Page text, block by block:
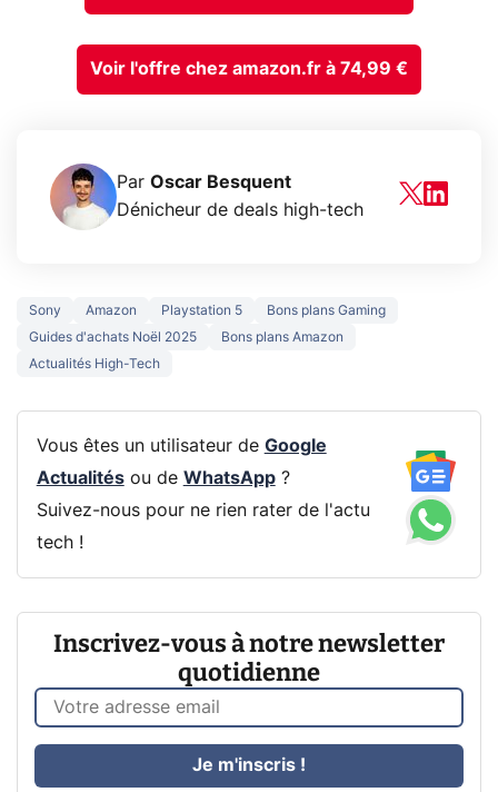
Voir l'offre chez amazon.fr à 74,99 €
Par Oscar Besquent
Dénicheur de deals high-tech
Sony Amazon Playstation 5
Bons plans Gaming
Guides d'achats Noël 2025
Bons plans Amazon
Actualités High-Tech
Vous êtes un utilisateur de Google
Actualitésou de WhatsApp?
Suivez-nous pour ne rien rater de l'actu
tech !
Inscrivez-vous à notre newsletter
quotidienne
Je m'inscris !